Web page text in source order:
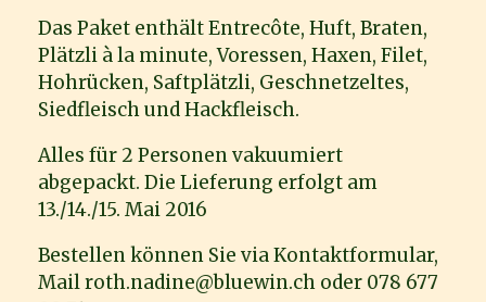
Das Paket enthält Entrecôte, Huft, Braten,
Plätzli à la minute, Voressen, Haxen, Filet,
Hohrücken, Saftplätzli, Geschnetzeltes,
Siedfleisch und Hackfleisch.
Alles für 2 Personen vakuumiert
abgepackt. Die Lieferung erfolgt am
13./14./15. Mai 2016
Bestellen können Sie via Kontaktformular,
Mail roth.nadine@bluewin.ch oder 078 677